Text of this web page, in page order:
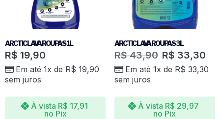
ARCTIC LAVA ROUPAS 1L
R$ 19,90
Em até 1x de R$ 19,90
sem juros
À vista R$ 17,91
no Pix
ARCTIC LAVA ROUPAS 3L
R$43,90 R$ 33,30
Em até 1x de R$ 33,30
sem juros
À vista R$ 29,97
no Pix